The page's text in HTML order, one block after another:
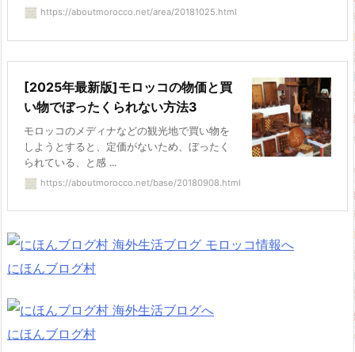
https://aboutmorocco.net/area/20181025.html
[2025年最新版]モロッコの物価と買
い物でぼったくられない方法3
モロッコのメディナなどの観光地で買い物を
しようとすると、定価がないため、ぼったく
られている、と感 ...
https://aboutmorocco.net/base/20180908.html
にほんブログ村
にほんブログ村